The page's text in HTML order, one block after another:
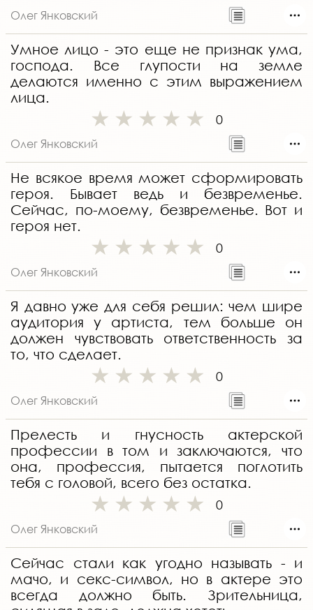
Олег Янковский
Умное лицо - это еще не признак ума,
господа. Все глупости на земле
делаются именно с этим выражением
лица.
0
Олег Янковский
Не всякое время может сформировать
героя. Бывает ведь и безвременье.
Сейчас, по-моему, безвременье. Вот и
героя нет.
0
Олег Янковский
Я давно уже для себя решил: чем шире
аудитория у артиста, тем больше он
должен чувствовать ответственность за
то, что сделает.
0
Олег Янковский
Прелесть и гнусность актерской
профессии в том и заключаются, что
она, профессия, пытается поглотить
тебя с головой, всего без остатка.
0
Олег Янковский
Сейчас стали как угодно называть - и
мачо, и секс-символ, но в актере это
всегда должно быть. Зрительница,